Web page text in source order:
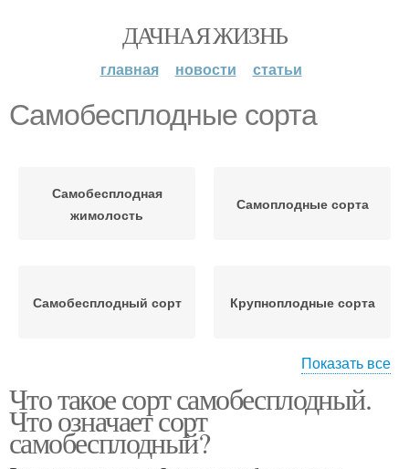
ДАЧНАЯ ЖИЗНЬ
главная новости статьи
Самобесплодные сорта
Самобесплодная
жимолость
Самоплодные сорта
Самобесплодный сорт Крупноплодные сорта
Крупные сорта Поздние сорта
Показать все
Что такое сорт самобесплодный.
Что означает сорт
самобесплодный?